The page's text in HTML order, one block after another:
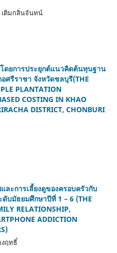
เติมกลิ่นจันทน์
ดยการประยุกต์แนวคิดต้นทุนฐาน
ศรีราชา จังหวัดชลบุรี(THE
PLANTATION
COSTING IN KHAO
DISTRICT, CHONBURI
ะการเลี้ยงดูของครอบครัวกับ
บมัธยมศึกษาปีที่ 1 – 6 (THE
RELATIONSHIP,
ADDICTION
ฤทธิ์